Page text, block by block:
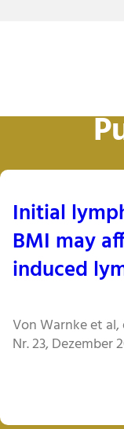
Initial
BMI may
induced
Von Warnke et al,
Nr. 23, Dezember